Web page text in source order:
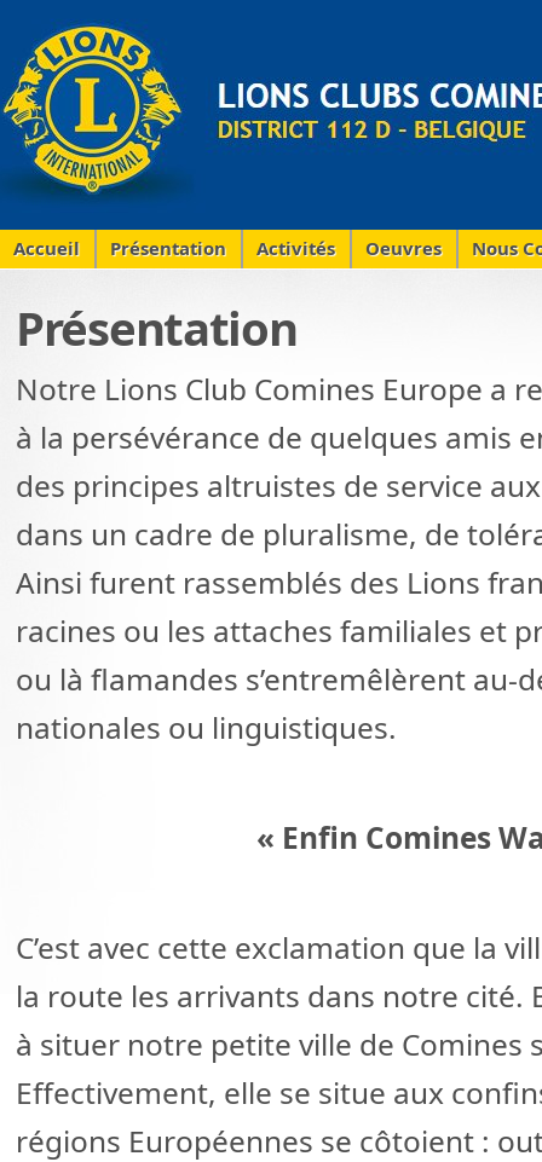
Accueil Présentation Activités Oeuvres Nous
Présentation
Notre Lions Club Comines Europe a
à la persévérance de quelques amis
des principes altruistes de service
dans un cadre de pluralisme, de
Ainsi furent rassemblés des Lions
racines ou les attaches familiales et
ou là flamandes s’entremêlèrent au-
nationales ou linguistiques.
« Enfin Comines
C’est avec cette exclamation que la
la route les arrivants dans notre cité.
à situer notre petite ville de Comines
Effectivement, elle se situe aux
régions Européennes se côtoient :